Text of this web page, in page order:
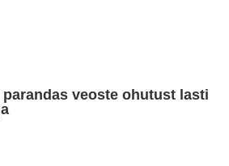
parandas veoste ohutust lasti